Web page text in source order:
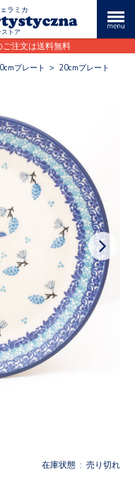
ラミカ
ストア
注文は送料無料
プレート > 20cmプレート
在庫状態 : 売り切れ